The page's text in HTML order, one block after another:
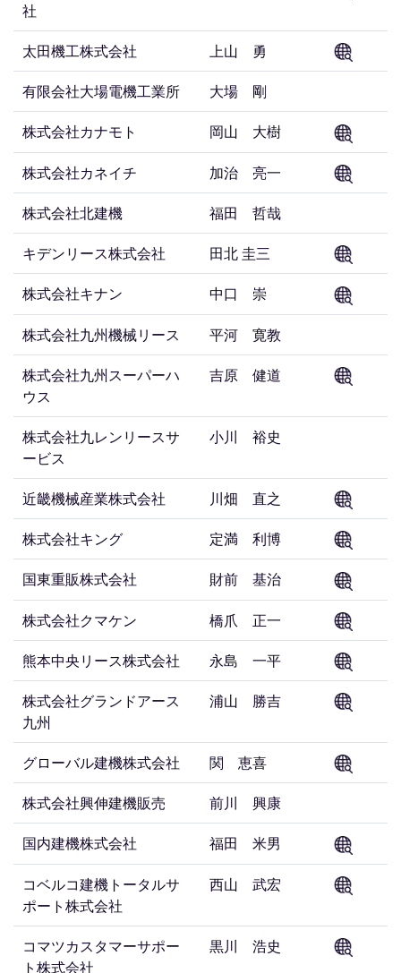
社
太田機工株式会社
上山 勇
有限会社大場電機工業所
大場 剛
株式会社カナモト
岡山 大樹
株式会社カネイチ
加治 亮一
株式会社北建機
福田 哲哉
キデンリース株式会社
田北 圭三
株式会社キナン
中口 崇
株式会社九州機械リース
平河 寛教
株式会社九州スーパーハ
ウス
吉原 健道
株式会社九レンリースサ
ービス
小川 裕史
近畿機械産業株式会社
川畑 直之
株式会社キング
定満 利博
国東重販株式会社
財前 基治
株式会社クマケン
橋爪 正一
熊本中央リース株式会社
永島 一平
株式会社グランドアース
九州
浦山 勝吉
グローバル建機株式会社
関 恵喜
株式会社興伸建機販売
前川 興康
国内建機株式会社
福田 米男
コベルコ建機トータルサ
ポート株式会社
西山 武宏
コマツカスタマーサポー
ト株式会社
黒川 浩史